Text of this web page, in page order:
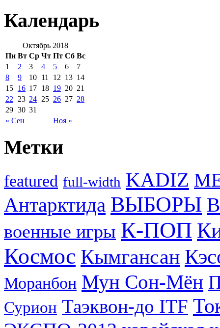
Календарь
Октябрь 2018
Пн Вт Ср Чт Пт Сб Вс
« Сен Ноя »
1 2 3 4 5 6
7
8
9 10 11 12 13 14
15 16 17 18 19 20 21
22
23 24 25 26 27 28
29 30 31
Метки
featured full-width KADIZ
Антарктида ВЫБОРЫ
военные игры К-ПОП
Космос Кымгансан
Моранбон Мун Сон-Мён
Сурион Таэквон-до ITF